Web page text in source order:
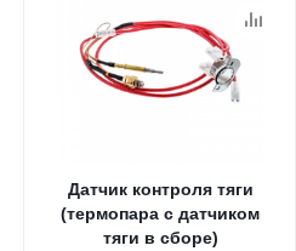
Датчик контроля тяги
(термопара с датчиком
тяги в сборе)